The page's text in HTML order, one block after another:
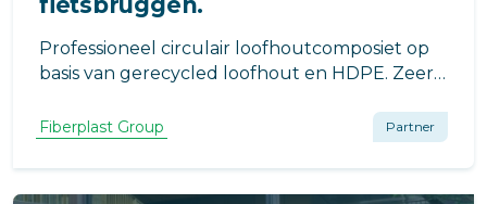
Professioneel circulair loofhoutcomposiet op
basis van gerecycled loofhout en HDPE. Zeer
bijna niet. Remontabel en na de lange
Fiberplast Group Partner